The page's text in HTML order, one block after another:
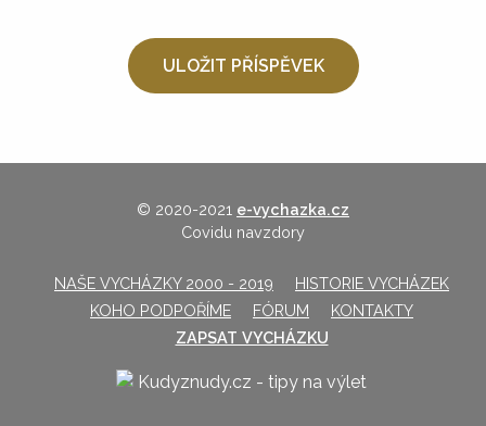
© 2020-2021 e-vychazka.cz
Covidu navzdory
NAŠE VYCHÁZKY 2000 - 2019
HISTORIE VYCHÁZEK
KOHO PODPOŘÍME
FÓRUM
KONTAKTY
ZAPSAT VYCHÁZKU